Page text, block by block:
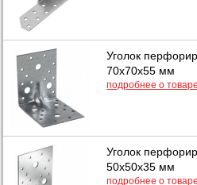
Уголок
70х70х55 мм
подробнее о товаре
Уголок
50х50х35 мм
подробнее о товаре